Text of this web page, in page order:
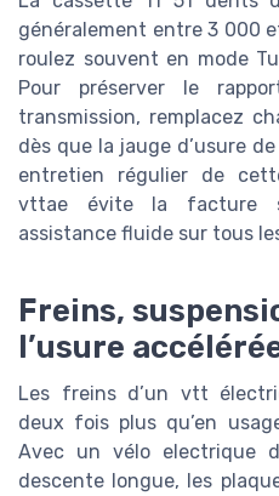
généralement entre 3 000
roulez souvent en mode
Pour préserver le
transmission, remplacez
dès que la jauge d’usure
entretien régulier de
vttae évite la facture
assistance fluide sur tous
Freins,
l’usure
Les freins d’un vtt
deux fois plus qu’en
Avec un vélo electrique
descente longue, les